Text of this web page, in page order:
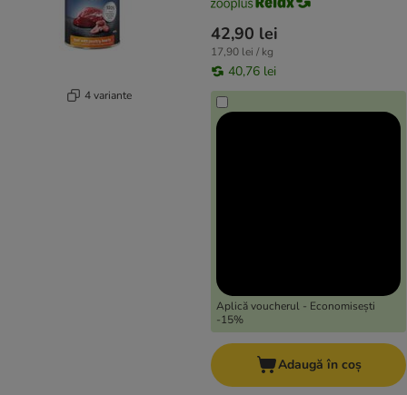
4 variante
42,90 lei
17,90 lei / kg
40,76 lei
Aplică voucherul - Economisești
-15%
Adaugă în coș